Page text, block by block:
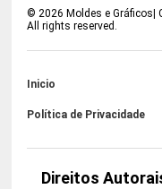
©2026 Moldes e Gráficos|
All rights reserved.
Inicio
Política de Privacidade
Direitos